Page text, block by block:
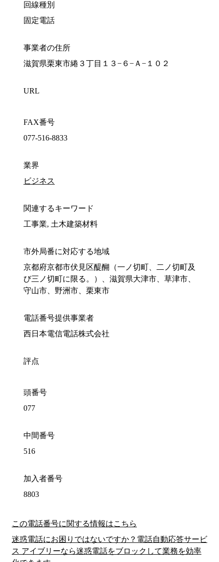
回線種別
固定電話
事業者の住所
滋賀県栗東市綣３丁目１３−６−Ａ−１０２
URL
FAX番号
077-516-8833
業界
ビジネス
関連するキーワード
工事業, 土木建築材料
市外局番に対応する地域
京都府京都市伏見区醍醐（一ノ切町、二ノ切町及
び三ノ切町に限る。）、滋賀県大津市、草津市、
守山市、野洲市、栗東市
電話番号提供事業者
西日本電信電話株式会社
評点
頭番号
077
中間番号
516
加入者番号
8803
この電話番号に関する情報はこちら
迷惑電話にお困りではないですか？電話自動応答サービ
ス アイブリーなら迷惑電話をブロックして業務を効率